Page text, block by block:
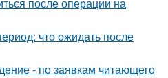
что ожидать после
- по заявкам читающего